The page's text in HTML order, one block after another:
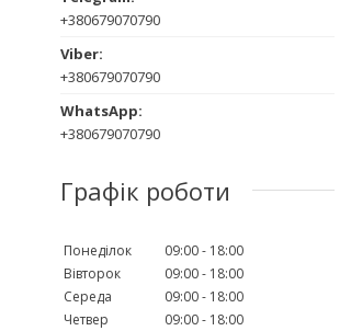
+380679070790
+380679070790
+380679070790
Графік роботи
Понеділок 09:00
18:00
Вівторок
09:00
18:00
Середа
09:00
18:00
Четвер
09:00
18:00